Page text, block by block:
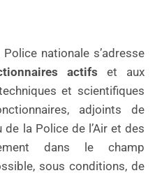
nationale s’adresse
actifs et aux
et scientifiques
adjoints de
la Police de l’Air et des
dans le champ
sous conditions, de